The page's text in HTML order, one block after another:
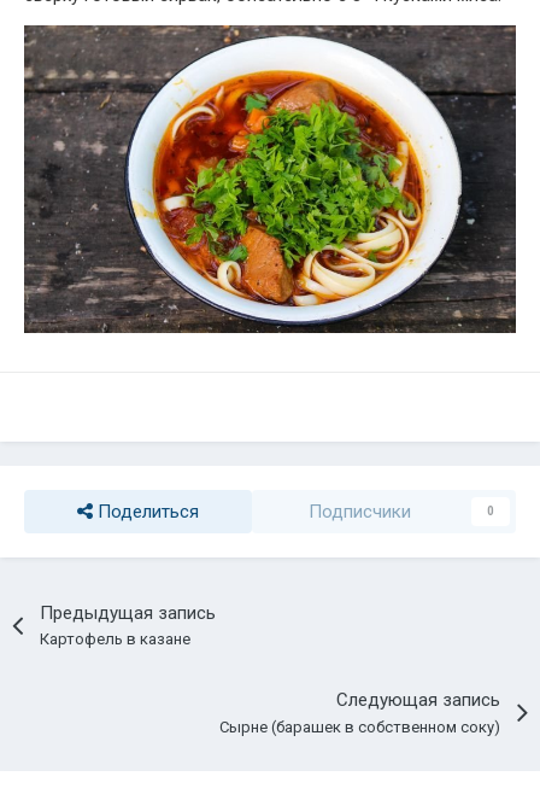
Поделиться Подписчики 0
Предыдущая запись
Картофель в казане
Следующая запись
Сырне (барашек в собственном соку)